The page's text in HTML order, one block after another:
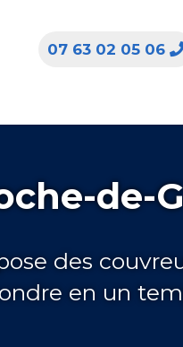
07 63 02 05 06
de-
des
en un